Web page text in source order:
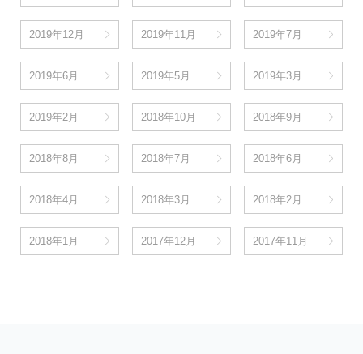
2019年12月 2019年11月 2019年7月
2019年6月 2019年5月 2019年3月
2019年2月 2018年10月 2018年9月
2018年8月 2018年7月 2018年6月
2018年4月 2018年3月 2018年2月
2018年1月 2017年12月 2017年11月